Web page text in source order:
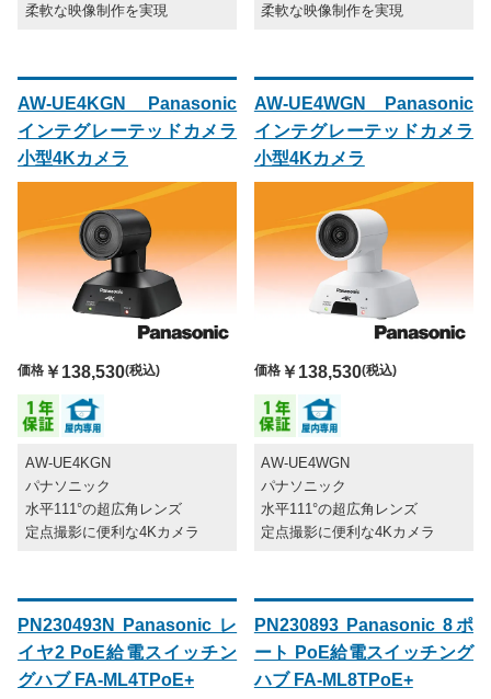
柔軟な映像制作を実現
柔軟な映像制作を実現
AW-UE4KGN Panasonic
インテグレーテッドカメラ
小型4Kカメラ
価格 ￥138,530(税込)
AW-UE4KGN
パナソニック
水平111°の超広角レンズ
定点撮影に便利な4Kカメラ
AW-UE4WGN Panasonic
インテグレーテッドカメラ
小型4Kカメラ
価格￥138,530(税込)
AW-UE4WGN
パナソニック
水平111°の超広角レンズ
定点撮影に便利な4Kカメラ
PN230493N Panasonic レ
イヤ2 PoE給電スイッチン
グハブ FA-ML4TPoE+
PN230893 Panasonic 8ポ
ート PoE給電スイッチング
ハブ FA-ML8TPoE+